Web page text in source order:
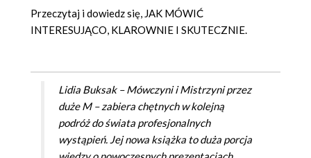
Przeczytaj i dowiedz się, JAK MÓWIĆ
INTERESUJĄCO, KLAROWNIE I SKUTECZNIE.
Lidia Buksak – Mówczyni i Mistrzyni przez
duże M – zabiera chętnych w kolejną
podróż do świata profesjonalnych
wystąpień. Jej nowa książka to duża porcja